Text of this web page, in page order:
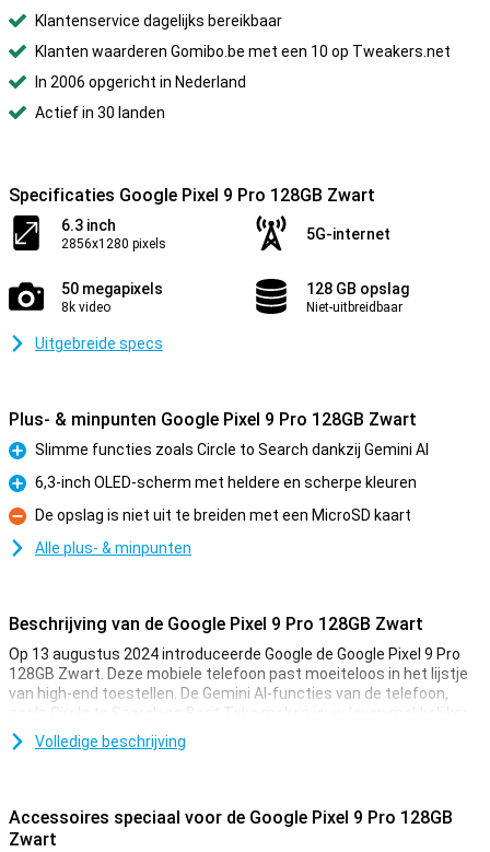
Klantenservice dagelijks bereikbaar
Klanten waarderen Gomibo.be met een 10 op Tweakers.net
In 2006 opgericht in Nederland
Actief in 30 landen
Specificaties Google Pixel 9 Pro 128GB Zwart
6.3 inch
2856x1280 pixels
5G-internet
50 megapixels
8k video
128 GB opslag
Niet-uitbreidbaar
Uitgebreide specs
Plus- & minpunten Google Pixel 9 Pro 128GB Zwart
Pluspunt
Slimme functies zoals Circle to Search dankzij Gemini AI
Pluspunt
6,3-inch OLED-scherm met heldere en scherpe kleuren
Minpunt
De opslag is niet uit te breiden met een MicroSD kaart
Alle plus- & minpunten
Beschrijving van de Google Pixel 9 Pro 128GB Zwart
Op 13 augustus 2024 introduceerde Google de Google Pixel 9 Pro
128GB Zwart. Deze mobiele telefoon past moeiteloos in het lijstje
van high-end toestellen. De Gemini AI-functies van de telefoon,
zoals Circle to Search en Best Take maken jouw leven makkelijker.
De Pixel 9 Pro komt met drie lenzen aan de achterkant van de
Dankzij het 6,3-inch OLED-scherm zijn alle kleuren helder en scherp.
Volledige beschrijving
Accessoires speciaal voor de Google Pixel 9 Pro 128GB
Zwart